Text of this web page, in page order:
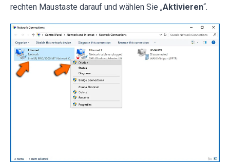
rechten Maustaste darauf und wählen Sie „Aktivieren“.